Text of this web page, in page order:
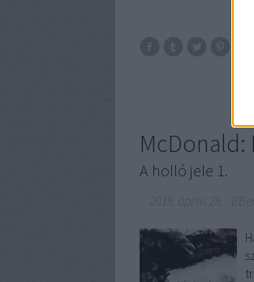
McDonald:
A holló jele 1.